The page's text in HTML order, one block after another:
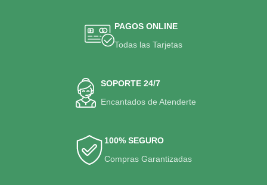
PAGOS ONLINE
Todas las Tarjetas
SOPORTE 24/7
Encantados de Atenderte
100% SEGURO
Compras Garantizadas